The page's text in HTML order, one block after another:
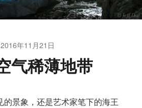
2016年11月21日
气稀薄地带
的景象，还是艺术家笔下的海王